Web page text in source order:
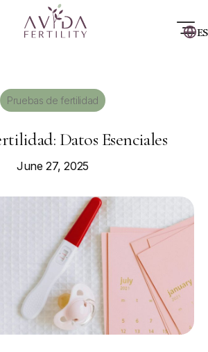
ES
Pruebas de fertilidad
Datos Esenciales
June 27, 2025